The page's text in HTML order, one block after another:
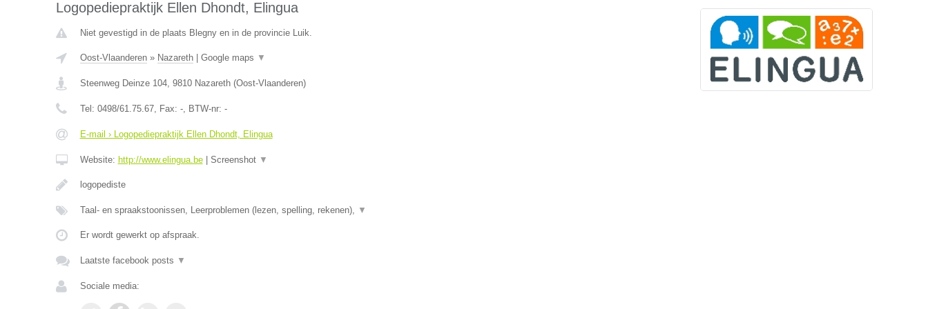
Logopediepraktijk Ellen Dhondt, Elingua
Niet gevestigd in de plaats Blegny en in de provincie Luik.
Oost-Vlaanderen» Nazareth| Google maps ▼
Steenweg Deinze 104, 9810 Nazareth(Oost-Vlaanderen)
Tel: 0498/61.75.67, Fax: -, BTW-nr: -
E-mail › Logopediepraktijk Ellen Dhondt, Elingua
Website: http://www.elingua.be| Screenshot ▼
logopediste
Taal- en spraakstoonissen, Leerproblemen (lezen, spelling, rekenen), ▼
Er wordt gewerkt op afspraak.
Laatste facebook posts ▼
Sociale media: